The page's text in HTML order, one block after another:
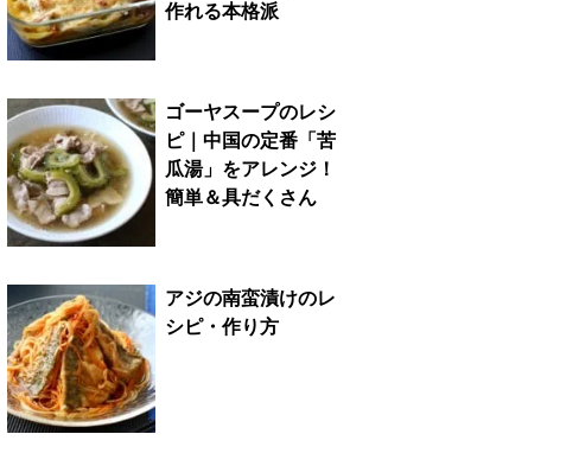
作れる本格派
ゴーヤスープのレシ
ピ｜中国の定番「苦
瓜湯」をアレンジ！
簡単＆具だくさん
アジの南蛮漬けのレ
シピ・作り方